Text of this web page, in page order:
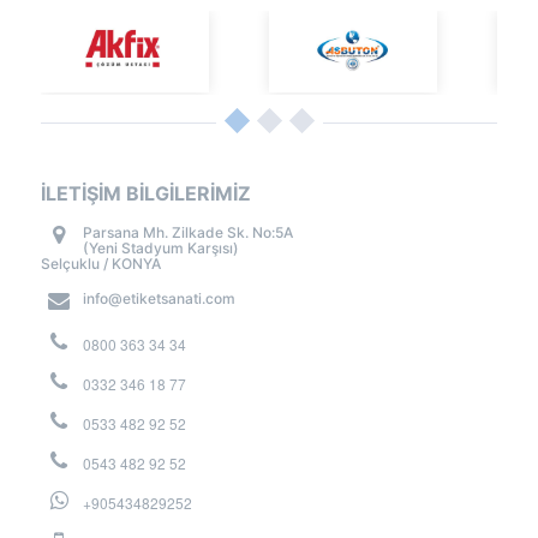
İLETİŞİM BİLGİLERİMİZ
Parsana Mh. Zilkade Sk. No:5A
(Yeni Stadyum Karşısı)
Selçuklu / KONYA
info@etiketsanati.com
0800 363 34 34
0332 346 18 77
0533 482 92 52
0543 482 92 52
+905434829252